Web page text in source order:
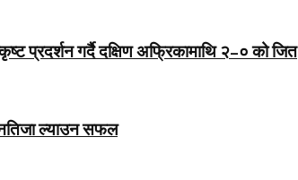
गर्दै दक्षिण अफ्रिकामाथि २–० को जित
नतिजा ल्याउन सफल